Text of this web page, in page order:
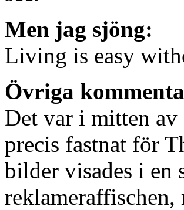
Men jag sjöng:
Living is easy
Övriga
Det var i mitten av
precis fastnat för
bilder visades i en
reklameraffischen,